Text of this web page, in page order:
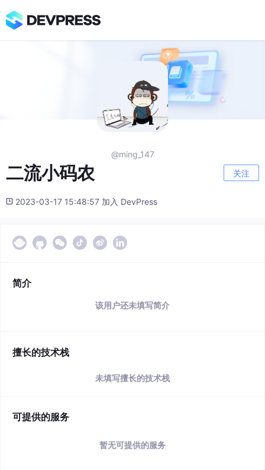
@ming_147
二流小码农 关注
2023-03-17 15:48:57 加入 DevPress
简介
该用户还未填写简介
擅长的技术栈
未填写擅长的技术栈
可提供的服务
暂无可提供的服务